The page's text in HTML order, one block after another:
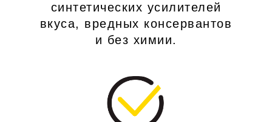
синтетических усилителей
вкуса, вредных консервантов
и без химии.